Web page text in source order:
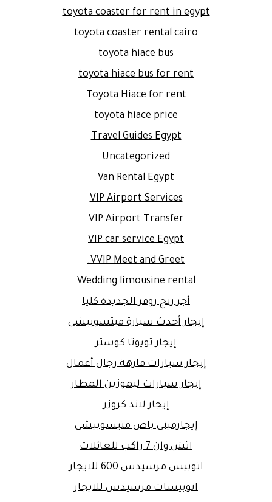
toyota coaster for rent in egypt
toyota coaster rental cairo
toyota hiace bus
toyota hiace bus for rent
Toyota Hiace for rent
toyota hiace price
Travel Guides Egypt
Uncategorized
Van Rental Egypt
VIP Airport Services
VIP Airport Transfer
VIP car service Egypt
VVIP Meet and Greet.
Wedding limousine rental
أجر رنج روفر الجديدة كليا
إيجار أحدث سيارة ميتسوبيشى
إيجار تويوتا كوستر
إيجار سيارات فارهة رجال أعمال
إيجار سيارات ليموزين المطار
إيجار لاند كروزر
إيجارمينى باص متيسوبيشى
اتش وان 7 راكب للعائلات
اتوبيس مرسيدس 600 للايجار
اتوبيسات مرسيدس للايجار